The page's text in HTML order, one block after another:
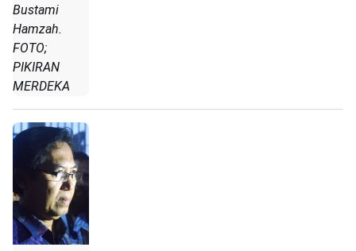
Bustami
Hamzah.
FOTO;
PIKIRAN
MERDEKA